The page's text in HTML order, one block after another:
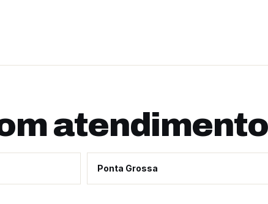
atendimento
Ponta Grossa